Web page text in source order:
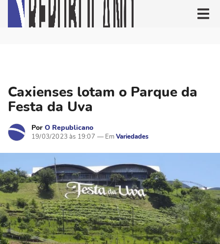
Caxienses lotam o Parque da
Festa da Uva
Por O Republicano
19/03/2023 às 19:07 Variedades